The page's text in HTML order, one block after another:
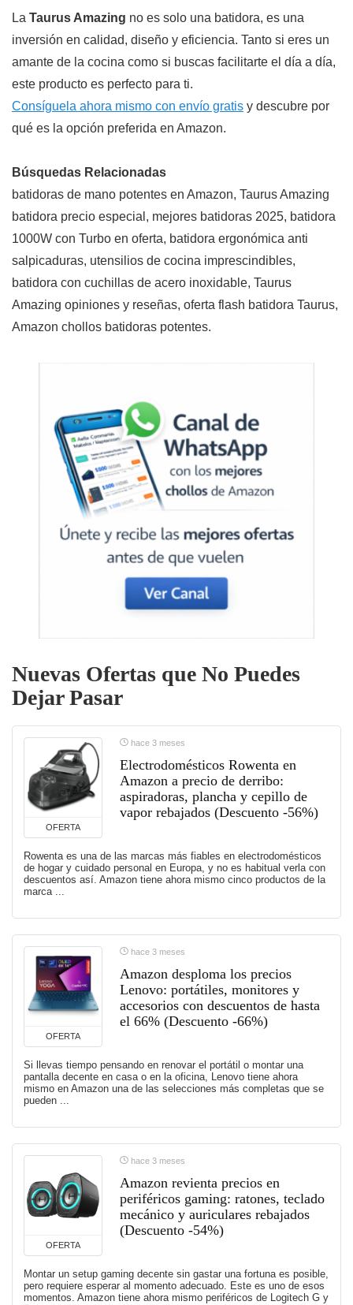
La Taurus Amazing no es solo una batidora, es una
inversión en calidad, diseño y eficiencia. Tanto si eres un
amante de la cocina como si buscas facilitarte el día a día,
este producto es perfecto para ti.
Consíguela ahora mismo con envío gratis y descubre por
qué es la opción preferida en Amazon.
Búsquedas Relacionadas
batidoras de mano potentes en Amazon, Taurus Amazing
batidora precio especial, mejores batidoras 2025, batidora
1000W con Turbo en oferta, batidora ergonómica anti
salpicaduras, utensilios de cocina imprescindibles,
batidora con cuchillas de acero inoxidable, Taurus
Amazing opiniones y reseñas, oferta flash batidora Taurus,
Amazon chollos batidoras potentes.
Nuevas Ofertas que No Puedes
Dejar Pasar
OFERTA
hace 3 meses
Electrodomésticos Rowenta en
Amazon a precio de derribo:
aspiradoras, plancha y cepillo de
vapor rebajados (Descuento -56%)
Rowenta es una de las marcas más fiables en electrodomésticos
de hogar y cuidado personal en Europa, y no es habitual verla con
descuentos así. Amazon tiene ahora mismo cinco productos de la
marca ...
OFERTA
hace 3 meses
Amazon desploma los precios
Lenovo: portátiles, monitores y
accesorios con descuentos de hasta
el 66% (Descuento -66%)
Si llevas tiempo pensando en renovar el portátil o montar una
pantalla decente en casa o en la oficina, Lenovo tiene ahora
mismo en Amazon una de las selecciones más completas que se
pueden ...
OFERTA
hace 3 meses
Amazon revienta precios en
periféricos gaming: ratones, teclado
mecánico y auriculares rebajados
(Descuento -54%)
Montar un setup gaming decente sin gastar una fortuna es posible,
pero requiere esperar al momento adecuado. Este es uno de esos
momentos. Amazon tiene ahora mismo periféricos de Logitech G y